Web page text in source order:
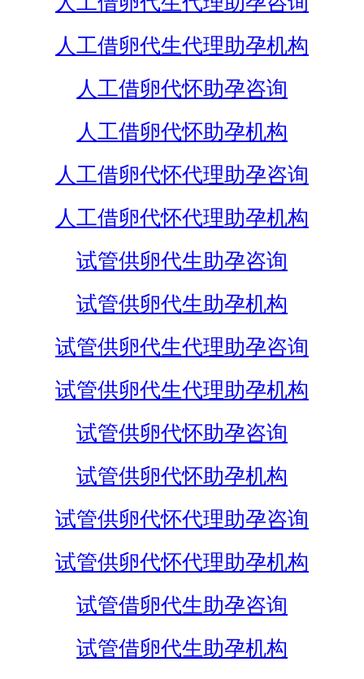
人工借卵代生代理助孕机构
人工借卵代怀助孕咨询
人工借卵代怀助孕机构
人工借卵代怀代理助孕咨询
人工借卵代怀代理助孕机构
试管供卵代生助孕咨询
试管供卵代生助孕机构
试管供卵代生代理助孕咨询
试管供卵代生代理助孕机构
试管供卵代怀助孕咨询
试管供卵代怀助孕机构
试管供卵代怀代理助孕咨询
试管供卵代怀代理助孕机构
试管借卵代生助孕咨询
试管借卵代生助孕机构